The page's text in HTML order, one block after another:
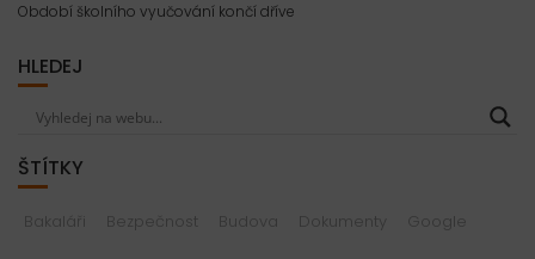
Období školního vyučování končí dříve
HLEDEJ
ŠTÍTKY
Bakaláři Bezpečnost Budova Dokumenty Google